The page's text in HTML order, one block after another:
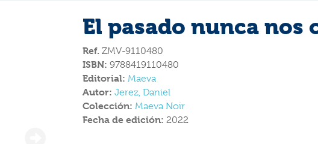
El pasado nunca nos
Ref. ZMV-9110480
ISBN: 9788419110480
Editorial: Maeva
Autor: Jerez, Daniel
Colección: Maeva Noir
Fecha de edición: 2022